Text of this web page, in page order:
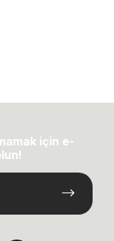
için e-